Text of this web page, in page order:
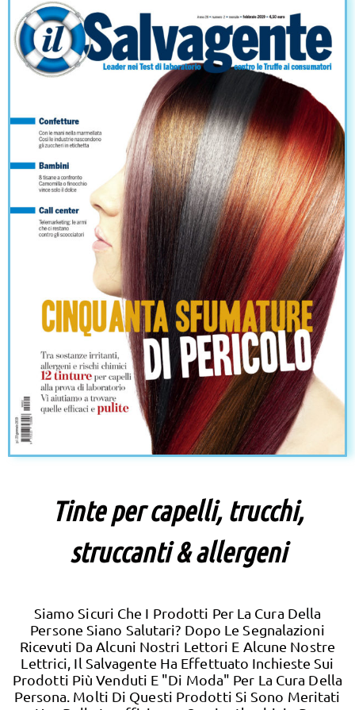
Tinte per capelli, trucchi,
struccanti & allergeni
Siamo Sicuri Che I Prodotti Per La Cura Della
Persone Siano Salutari? Dopo Le Segnalazioni
Ricevuti Da Alcuni Nostri Lettori E Alcune Nostre
Lettrici, Il Salvagente Ha Effettuato Inchieste Sui
Prodotti Più Venduti E "di Moda" Per La Cura Della
Persona. Molti Di Questi Prodotti Si Sono Meritati